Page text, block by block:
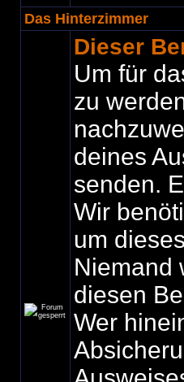
Das Hinterzimmer
Dieser
Um für
zu
deines
senden.
Wir
um
Niemand
diesen
Wer